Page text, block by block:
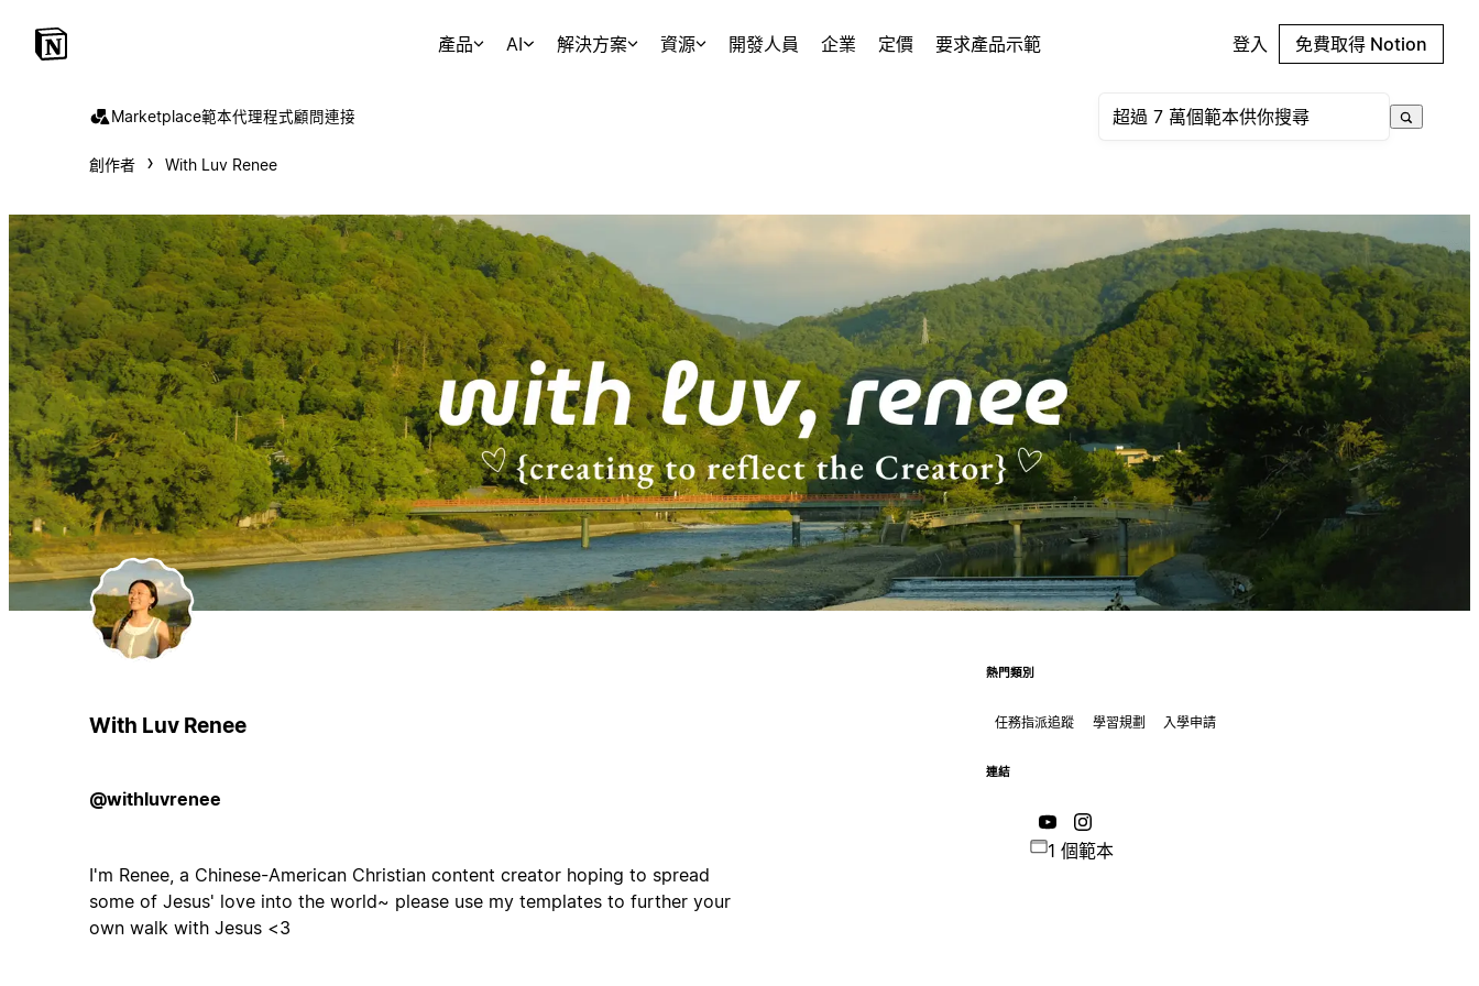
產品 AI 解決方案 資源 開發人員 企業 定價 要求產品示範 登入 免費取得 Notion
Marketplace範本代理程式顧問連接
創作者 With Luv Renee
With Luv Renee
@withluvrenee
I'm Renee, a Chinese-American Christian content creator hoping to spread
some of Jesus' love into the world~ please use my templates to further your
own walk with Jesus <3
熱門類別
任務指派追蹤 學習規劃 入學申請
連結
1 個範本